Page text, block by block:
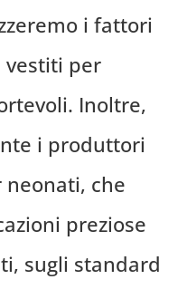
i fattori
vestiti per
Inoltre,
i produttori
che
preziose
sugli standard